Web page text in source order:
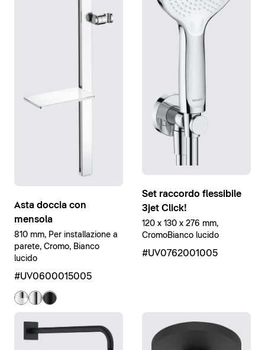
Asta doccia con
mensola
810 mm, Per installazione a
parete, Cromo, Bianco
lucido
#UV0600015005
Set raccordo flessibile
3jet Click!
120 x 130 x 276 mm,
CromoBianco lucido
#UV0762001005